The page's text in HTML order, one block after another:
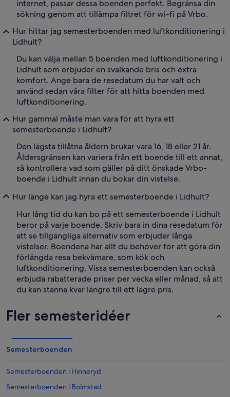
internet, passar dessa boenden perfekt. Begränsa din
sökning genom att tillämpa filtret för wi-fi på Vrbo.
Hur hittar jag semesterboenden med luftkonditionering i
Lidhult?
Du kan välja mellan 5 boenden med luftkonditionering i
Lidhult som erbjuder en svalkande bris och extra
komfort. Ange bara de resedatum du har valt och
använd sedan våra filter för att hitta boenden med
luftkonditionering.
Hur gammal måste man vara för att hyra ett
semesterboende i Lidhult?
Den lägsta tillåtna åldern brukar vara 16, 18 eller 21 år.
Åldersgränsen kan variera från ett boende till ett annat,
så kontrollera vad som gäller på ditt önskade Vrbo-
boende i Lidhult innan du bokar din vistelse.
Hur länge kan jag hyra ett semesterboende i Lidhult?
Hur lång tid du kan bo på ett semesterboende i Lidhult
beror på varje boende. Skriv bara in dina resedatum för
att se tillgängliga alternativ som erbjuder långa
vistelser. Boendena har allt du behöver för att göra din
förlängda resa bekvämare, som kök och
luftkonditionering. Vissa semesterboenden kan också
erbjuda rabatterade priser per vecka eller månad, så att
du kan stanna kvar längre till ett lägre pris.
Fler semesteridéer
Semesterboenden
Semesterboenden i Hinneryd
Semesterboenden i Bolmstad